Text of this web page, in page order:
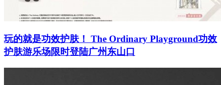
玩的就是功效护肤！ The Ordinary Playground功效
护肤游乐场限时登陆广州东山口